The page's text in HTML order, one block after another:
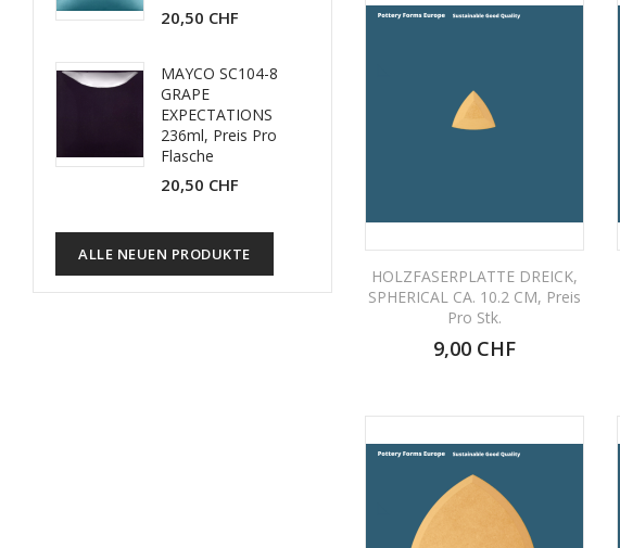
20,50 CHF
MAYCO SC104-8
GRAPE
EXPECTATIONS
236ml, Preis Pro
Flasche
20,50 CHF
ALLE NEUEN PRODUKTE
HOLZFASERPLATTE DREICK,
SPHERICAL CA. 10.2 CM, Preis
Pro Stk.
9,00 CHF